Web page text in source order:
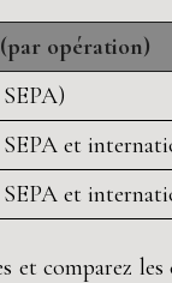
opération)
et
et
comparez